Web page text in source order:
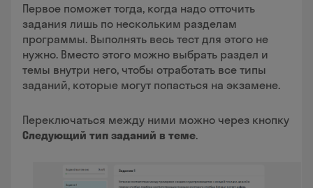
Первое поможет тогда, когда надо отточить
задания лишь по нескольким разделам
программы. Выполнять весь тест для этого не
нужно. Вместо этого можно выбрать раздел и
темы внутри него, чтобы отработать все типы
заданий, которые могут попасться на экзамене.
Переключаться между ними можно через кнопку
Следующий тип заданий в теме.